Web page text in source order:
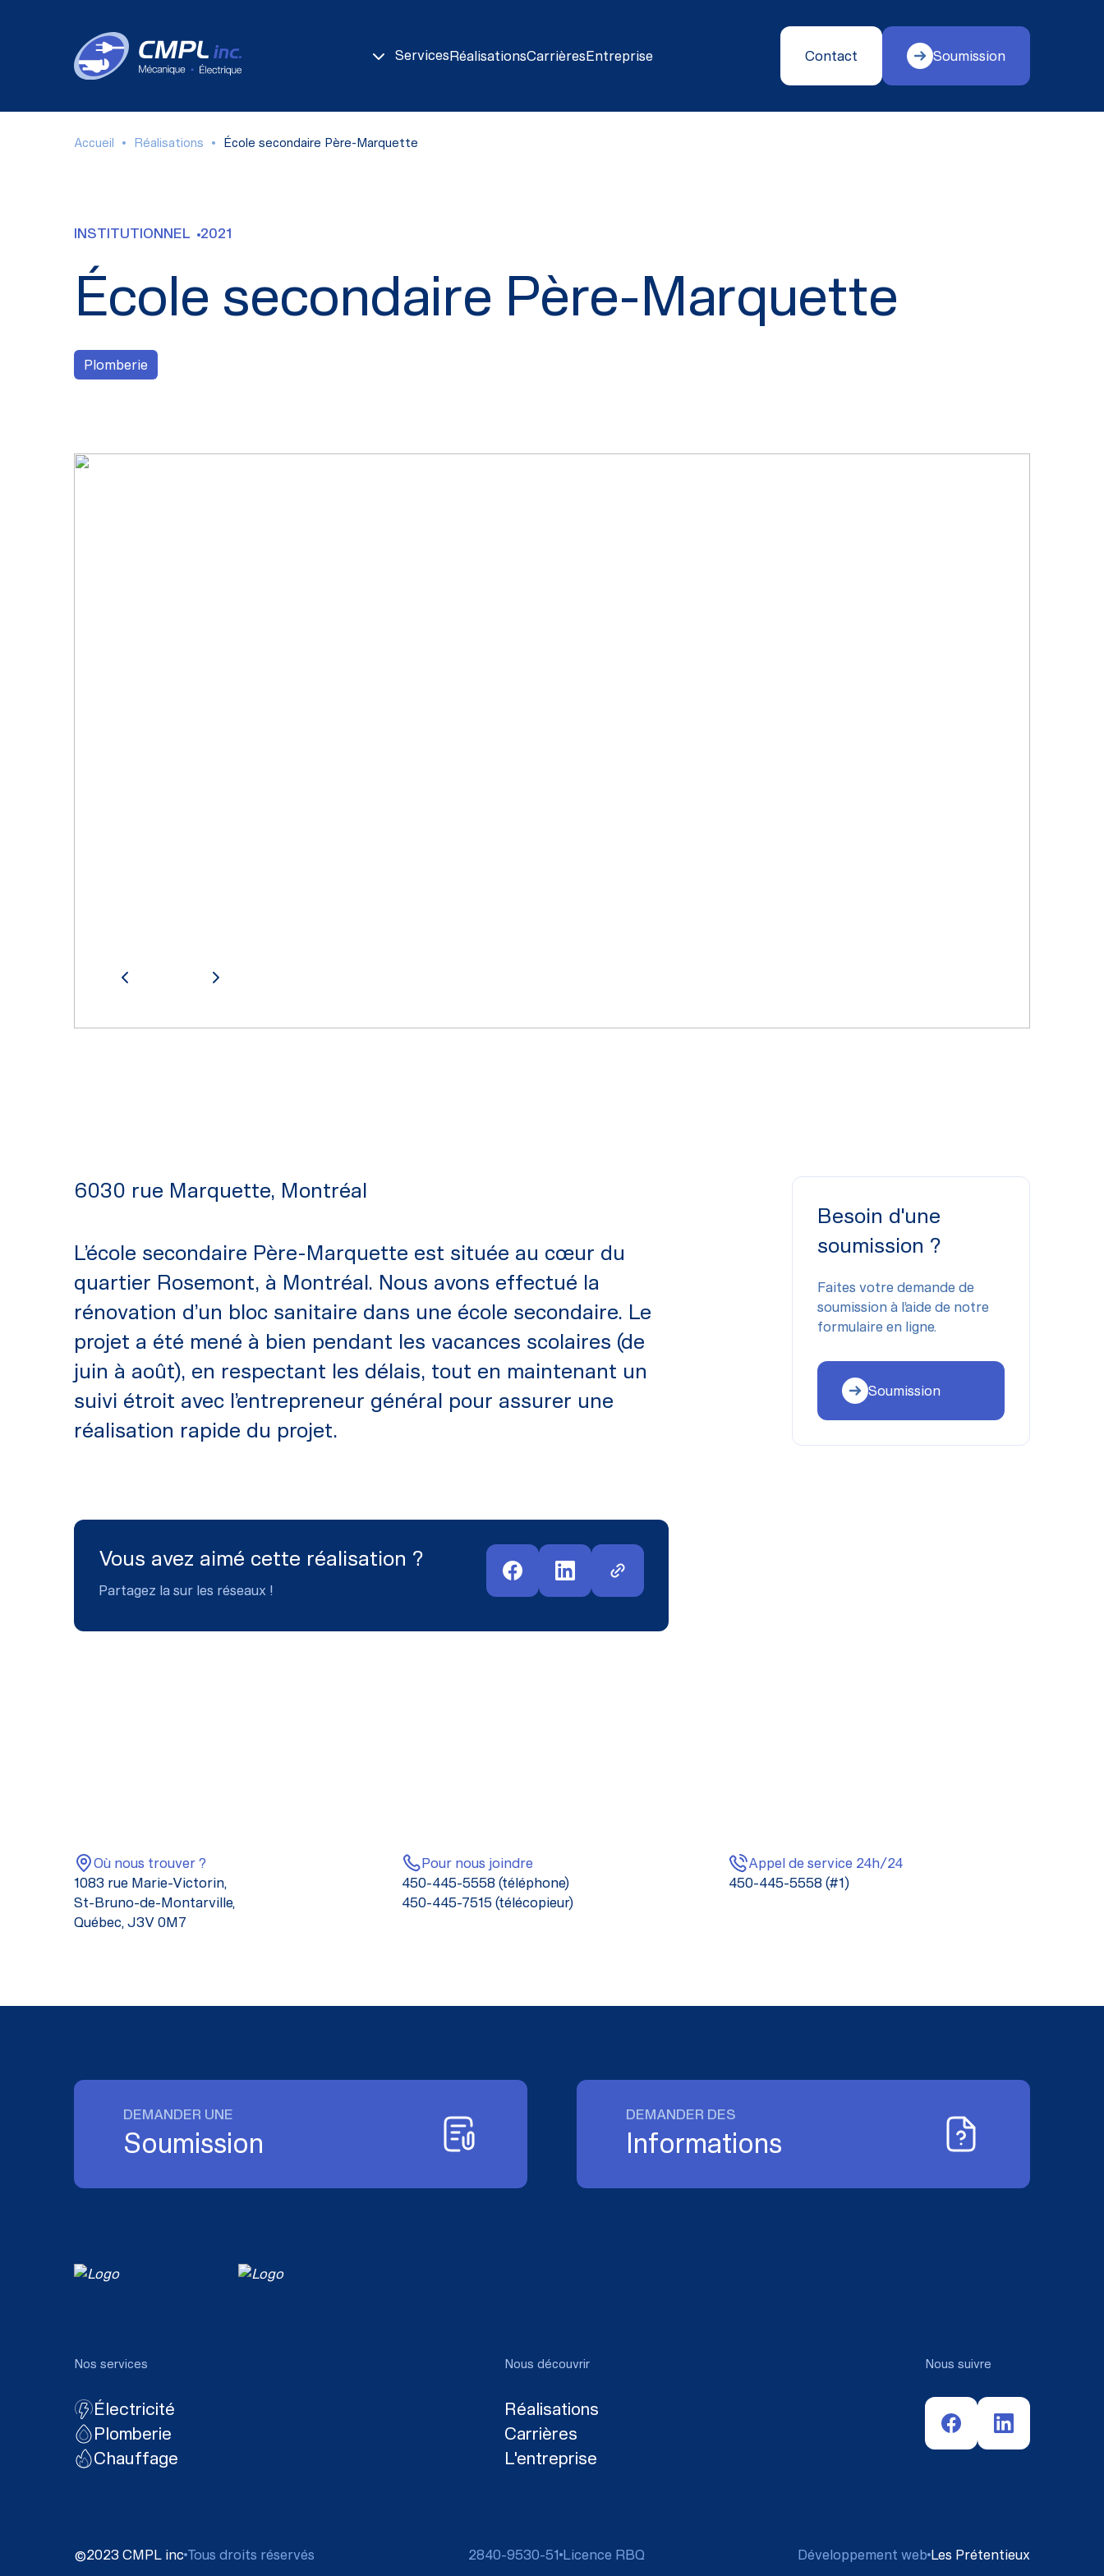
ServicesRéalisationsCarrièresEntreprise Contact Soumission
Accueil Réalisations École secondaire Père-Marquette
INSTITUTIONNEL 2021
École secondaire Père-Marquette
Plomberie
6030 rue Marquette, Montréal
L’école secondaire Père-Marquette est située au cœur du
quartier Rosemont, à Montréal. Nous avons effectué la
rénovation d’un bloc sanitaire dans une école secondaire. Le
projet a été mené à bien pendant les vacances scolaires (de
juin à août), en respectant les délais, tout en maintenant un
suivi étroit avec l’entrepreneur général pour assurer une
réalisation rapide du projet.
Vous avez aimé cette réalisation ?
Partagez la sur les réseaux !
Besoin d'une
soumission ?
Faites votre demande de
soumission à l’aide de notre
formulaire en ligne.
Soumission
Où nous trouver ?
1083 rue Marie-Victorin,
St-Bruno-de-Montarville,
Québec, J3V 0M7
Pour nous joindre
450-445-5558 (téléphone)
450-445-7515 (télécopieur)
Appel de service 24h/24
450-445-5558 (#1)
DEMANDER UNE
Soumission
DEMANDER DES
Informations
Nos services
Électricité
Plomberie
Chauffage
Nous découvrir
Réalisations
Carrières
L'entreprise
Nous suivre
©2023 CMPL inc Tous droits réservés 2840-9530-51 Licence RBQ Développement web Les Prétentieux